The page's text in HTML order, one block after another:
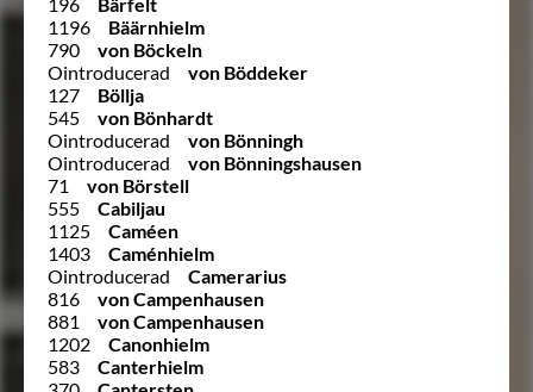
196
Bärfelt
1196
Bäärnhielm
790
von Böckeln
Ointroducerad
von Böddeker
127
Böllja
545
von Bönhardt
Ointroducerad
von Bönningh
Ointroducerad
von Bönningshausen
71
von Börstell
555
Cabiljau
1125
Caméen
1403
Caménhielm
Ointroducerad
Camerarius
816
von Campenhausen
881
von Campenhausen
1202
Canonhielm
583
Canterhielm